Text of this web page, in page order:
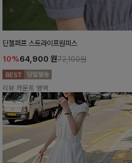
딘젤퍼프 스트라이프원피스
10%64,900 원72,100원
리뷰 카운트 영역